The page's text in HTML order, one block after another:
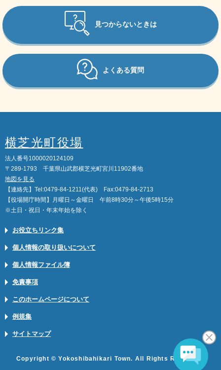
見つからないときは
よくある質問
横芝光町役場
法人番号1000020124109
〒289-1793 千葉県山武郡横芝光町宮川11902番地
地図を見る
【連絡先】Tel:0479-84-1211(代表) Fax:0479-84-2713
【役場開庁時間】月曜日～金曜日 午前8時30分～午後5時15分
※土日・祝日・年末年始を除く
お役立ちリンク集
個人情報の取り扱いについて
個人情報ファイル簿
免責事項
このホームページについて
例規集
サイトマップ
Copyright © Yokoshibahikari Town. All Rights Reserved.